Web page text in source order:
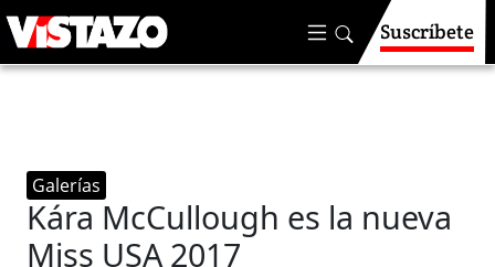
Suscríbete
Galerías
Kára McCullough es la nueva
Miss USA 2017